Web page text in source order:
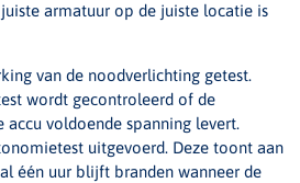
armatuur op de juiste locatie is
van de noodverlichting getest.
wordt gecontroleerd of de
voldoende spanning levert.
uitgevoerd. Deze toont aan
één uur blijft branden wanneer de